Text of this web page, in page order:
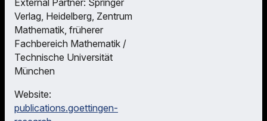
Verlag, Heidelberg, Zentrum
Mathematik, früherer
Fachbereich Mathematik /
Technische Universität
München
Website:
publications.goettingen-